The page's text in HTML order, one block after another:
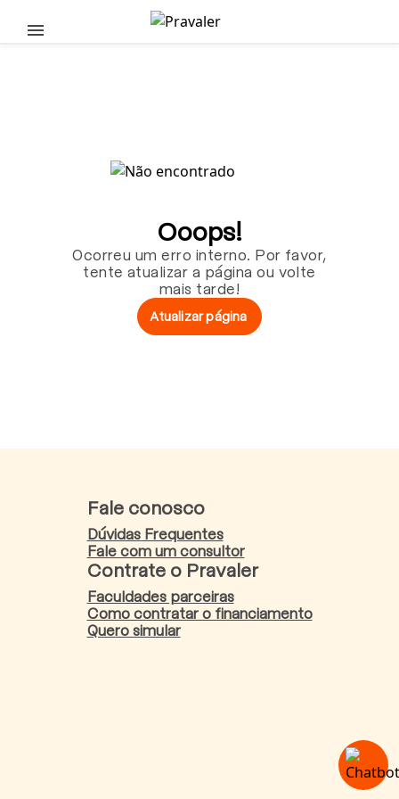
Pular para o conteúdo principal
Ooops!
Ocorreu um erro interno. Por favor,
tente atualizar a página ou volte
mais tarde!
Atualizar página
Fale conosco
Dúvidas Frequentes
Fale com um consultor
Contrate o Pravaler
Faculdades parceiras
Como contratar o financiamento
Quero simular